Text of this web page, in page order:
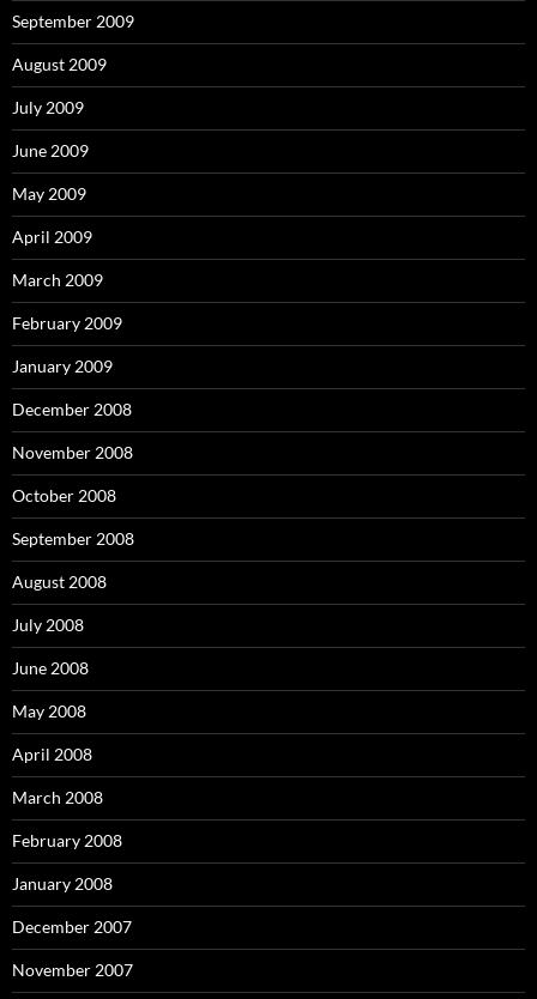
September 2009
August 2009
July 2009
June 2009
May 2009
April 2009
March 2009
February 2009
January 2009
December 2008
November 2008
October 2008
September 2008
August 2008
July 2008
June 2008
May 2008
April 2008
March 2008
February 2008
January 2008
December 2007
November 2007